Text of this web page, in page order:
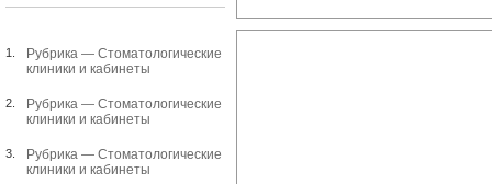
1. Рубрика — Стоматологические
клиники и кабинеты
2. Рубрика — Стоматологические
клиники и кабинеты
3. Рубрика — Стоматологические
клиники и кабинеты